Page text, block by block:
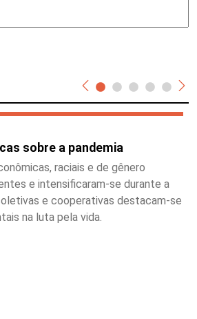
sobre a pandemia
raciais e de gênero
e intensificaram-se durante a
e cooperativas destacam-se
na luta pela vida.